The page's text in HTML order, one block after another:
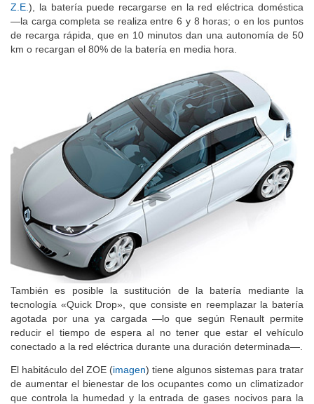
Z.E. ), la batería puede recargarse en la red eléctrica doméstica
—la carga completa se realiza entre 6 y 8 horas; o en los puntos
de recarga rápida, que en 10 minutos dan una autonomía de 50
km o recargan el 80% de la batería en media hora.
También es posible la sustitución de la batería mediante la
tecnología «Quick Drop», que consiste en reemplazar la batería
agotada por una ya cargada —lo que según Renault permite
reducir el tiempo de espera al no tener que estar el vehículo
conectado a la red eléctrica durante una duración determinada—.
El habitáculo del ZOE (imagen) tiene algunos sistemas para tratar
de aumentar el bienestar de los ocupantes como un climatizador
que controla la humedad y la entrada de gases nocivos para la